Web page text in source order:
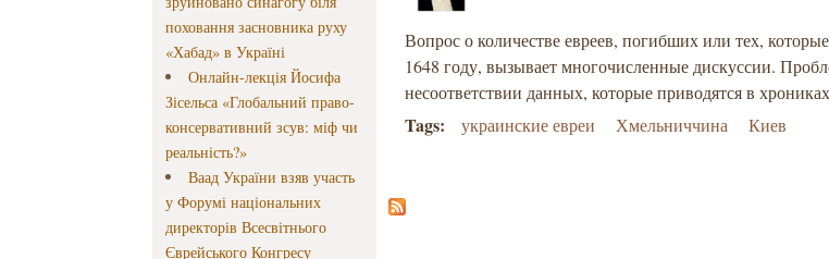
поховання засновника руху
«Хабад» в Україні
Онлайн-лекція Йосифа
Зісельса «Глобальний право-
консервативний зсув: міф чи
реальність?»
Ваад України взяв участь
у Форумі національних
директорів Всесвітнього
Єврейського Конгресу
Вопрос о количестве евреев, погибших или тех,
1648 году, вызывает многочисленные дискуссии.
несоответствии данных, которые приводятся в
Tags: украинские евреи Хмельниччина Киев